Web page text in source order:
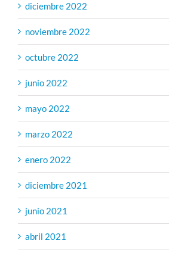
diciembre 2022
noviembre 2022
octubre 2022
junio 2022
mayo 2022
marzo 2022
enero 2022
diciembre 2021
junio 2021
abril 2021